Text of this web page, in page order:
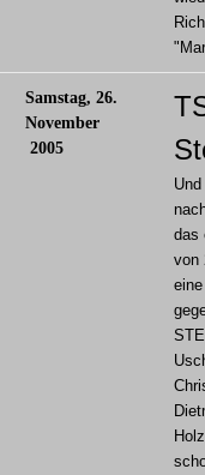
Samstag, 26.
November
2005
das
von